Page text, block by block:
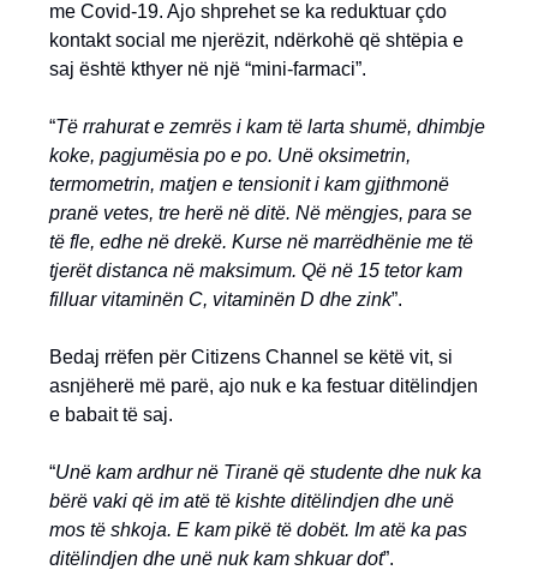
me Covid-19. Ajo shprehet se ka reduktuar çdo
kontakt social me njerëzit, ndërkohë që shtëpia e
saj është kthyer në një “mini-farmaci”.
“Të rrahurat e zemrës i kam të larta shumë, dhimbje
koke, pagjumësia po e po. Unë oksimetrin,
termometrin, matjen e tensionit i kam gjithmonë
pranë vetes, tre herë në ditë. Në mëngjes, para se
të fle, edhe në drekë. Kurse në marrëdhënie me të
tjerët distanca në maksimum. Që në 15 tetor kam
filluar vitaminën C, vitaminën D dhe zink”.
Bedaj rrëfen për Citizens Channel se këtë vit, si
asnjëherë më parë, ajo nuk e ka festuar ditëlindjen
e babait të saj.
“Unë kam ardhur në Tiranë që studente dhe nuk ka
bërë vaki që im atë të kishte ditëlindjen dhe unë
mos të shkoja. E kam pikë të dobët. Im atë ka pas
ditëlindjen dhe unë nuk kam shkuar dot”.